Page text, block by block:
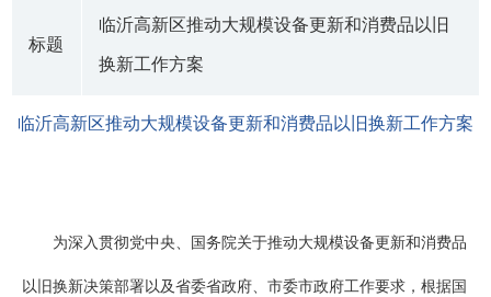
标题
临沂高新区推动大规模设备更新和消费品以旧
换新工作方案
临沂高新区推动大规模设备更新和消费品以旧换新工作方案
为深入贯彻党中央、国务院关于推动大规模设备更新和消费品
以旧换新决策部署以及省委省政府、市委市政府工作要求，根据国